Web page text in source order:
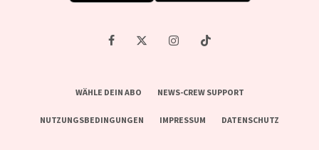
WÄHLE DEIN ABO NEWS-CREW SUPPORT
NUTZUNGSBEDINGUNGEN IMPRESSUM DATENSCHUTZ